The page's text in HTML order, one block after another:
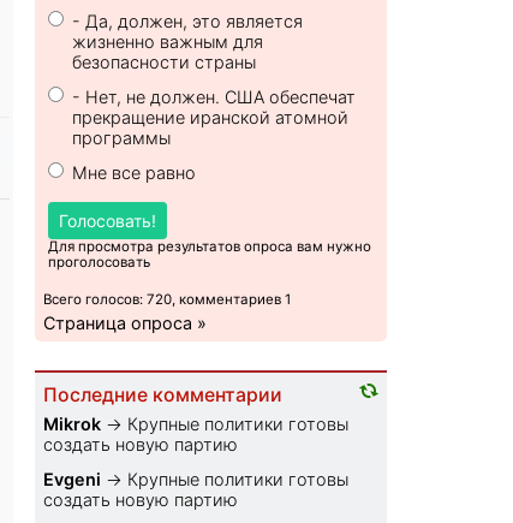
- Да, должен, это является
жизненно важным для
безопасности страны
- Нет, не должен. США обеспечат
прекращение иранской атомной
программы
Мне все равно
Голосовать!
Для просмотра результатов опроса вам нужно
проголосовать
Всего голосов: 720, комментариев 1
Страница опроса »
Последние комментарии
Mikrok → Крупные политики готовы
создать новую партию
Evgeni → Крупные политики готовы
создать новую партию